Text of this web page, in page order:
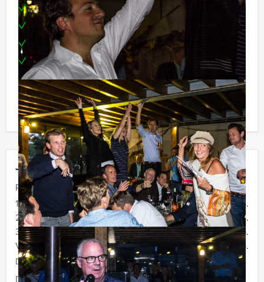
Jouw uitje
Prijs :
12 - 19 personen
€ 36,50 p.p.
20 - 29 personen
€ 33,50 p.p.
30 - 39 personen
€ 29,50 p.p.
Vanaf 40 personen
€ 27,50 p.p.
De prijzen zijn exclusief BTW
Leuke vragen spelronden
Leuke prijs voor het winnende team
Locatie hartje Hoorn
Te boeken op uw gewenste dag en tijdstip!
Komt u niet aan het minimale aantal deelnemers? Als u
bereid bent voor het minimale aantal te betalen, kunt u
ook gewoon voor minder personen boeken!